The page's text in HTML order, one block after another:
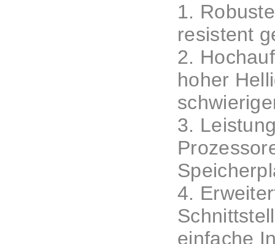
1.
resistent
2.
hoher
3.
4.
einfache